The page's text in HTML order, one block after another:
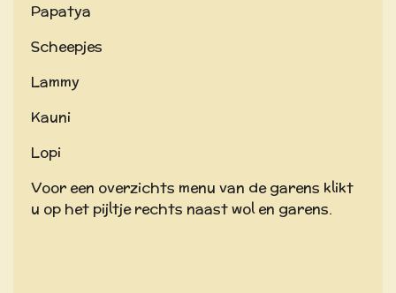
Papatya
Scheepjes
Lammy
Kauni
Lopi
Voor een overzichts menu van de garens klikt
u op het pijltje rechts naast wol en garens.